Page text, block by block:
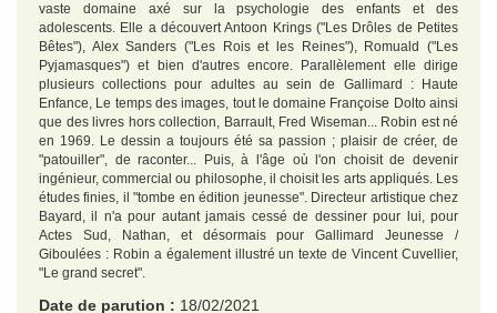
vaste domaine axé sur la psychologie des enfants et des
adolescents. Elle a découvert Antoon Krings ("Les Drôles de Petites
Bêtes"), Alex Sanders ("Les Rois et les Reines"), Romuald ("Les
Pyjamasques") et bien d'autres encore. Parallèlement elle dirige
plusieurs collections pour adultes au sein de Gallimard : Haute
Enfance, Le temps des images, tout le domaine Françoise Dolto ainsi
que des livres hors collection, Barrault, Fred Wiseman... Robin est né
en 1969. Le dessin a toujours été sa passion ; plaisir de créer, de
"patouiller", de raconter... Puis, à l'âge où l'on choisit de devenir
ingénieur, commercial ou philosophe, il choisit les arts appliqués. Les
études finies, il "tombe en édition jeunesse". Directeur artistique chez
Bayard, il n'a pour autant jamais cessé de dessiner pour lui, pour
Actes Sud, Nathan, et désormais pour Gallimard Jeunesse /
Giboulées : Robin a également illustré un texte de Vincent Cuvellier,
"Le grand secret".
Date de parution : 18/02/2021